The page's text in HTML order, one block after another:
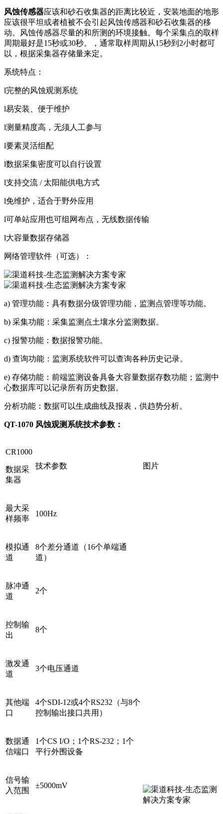
风蚀传感器应该和砂石收集器的距离比较近，安装地面的地形
应该很平坦或者植被不会引起风蚀传感器和砂石收集器的移
动。风蚀传感器尽量的和所测的环境接触。每个采集点的取样
周期最好是15秒或30秒。，通常取样周期从15秒到2小时都可
以，根据采集器存储量来定。
系统特点：
l完整的风蚀观测系统
l易安装、便于维护
l测量精度高，无须人工参与
l要素灵活组配
l数据采集密度可以自行设置
l支持交流 / 太阳能供电方式
l免维护，适合于野外应用
l可单站应用也可组网布点，无线数据传输
l大容量数据存储器
网络管理软件（可选）：
a) 管理功能：具有数据分级管理功能，监测点管理等功能。
b) 采集功能：采集监测点土壤水分监测数据。
c) 报警功能：数据报警功能。
d) 查询功能：监测系统软件可以查询各种历史记录。
e) 存储功能：前端监测设备具备大容量数据存数功能；监测中
心数据库可以记录所有历史数据。
分析功能：数据可以生成曲线及报表，供趋势分析。
QT-1070 风蚀观测系统技术参数：
CR1000
数据采
集器
技术参数 图片
最大采
样频率
100Hz
模拟通
道
8个差分通道（16个单端通
道）
脉冲通
道
2个
控制输
出
8个
激发通
道
3个电压通道
其他端
口
4个SDI-12或4个RS232（与8个
控制输出接口共用）
数据通
信端口
1个CS I/O；1个RS-232；1个
平行外围设备
信号输
入范围
±5000mV